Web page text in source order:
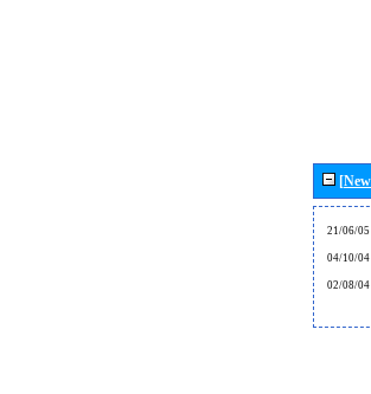
21/06/05
04/10/04
02/08/04